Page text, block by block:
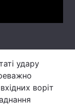
удару
воріт